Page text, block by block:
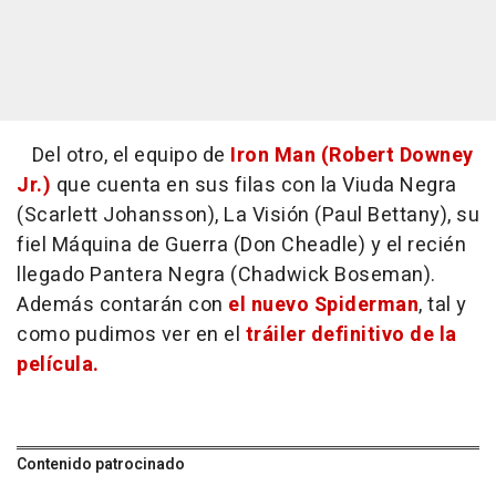
Del otro, el equipo de Iron Man (Robert Downey
Jr.) que cuenta en sus filas con la Viuda Negra
(Scarlett Johansson), La Visión (Paul Bettany), su
fiel Máquina de Guerra (Don Cheadle) y el recién
llegado Pantera Negra (Chadwick Boseman).
Además contarán con el nuevo Spiderman, tal y
como pudimos ver en el tráiler definitivo de la
película.
Contenido patrocinado